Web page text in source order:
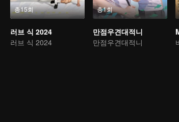
총15회
러브 식 2024
러브 식 2024
총1회
만점우견대적니
만점우견대적니